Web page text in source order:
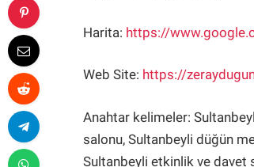
Harita: https://
Web Site: https://
Anahtar kelimeler:
salonu, Sultanbeyli düğün
Sultanbeyli etkinlik ve davet